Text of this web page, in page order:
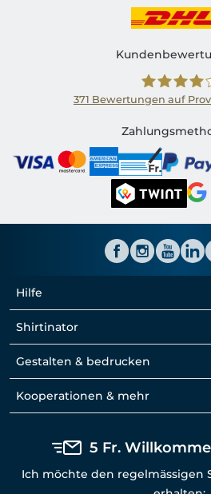
Shirtinator
371 Bewertungen auf
Hilfe
Shirtinator
Gestalten & bedrucken
Kooperationen & mehr
5 Fr.
Ich möchte den regelmässigen